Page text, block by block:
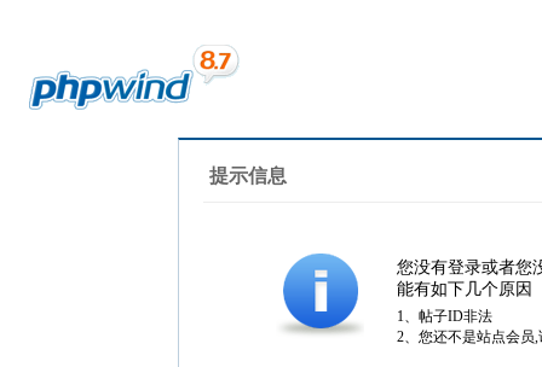
提示信息
您没有登录或者您
能有如下几个原因
1、帖子ID非法
2、您还不是站点会员